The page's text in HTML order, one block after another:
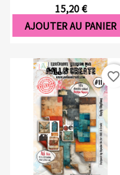
15,20 €
AJOUTER AU PANIER
favorite_border